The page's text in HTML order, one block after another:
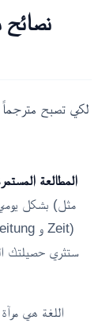
نصائح
لكي تصبح مترجماً
المطالعة
بشكل يومي.
ستثري حصيلتك